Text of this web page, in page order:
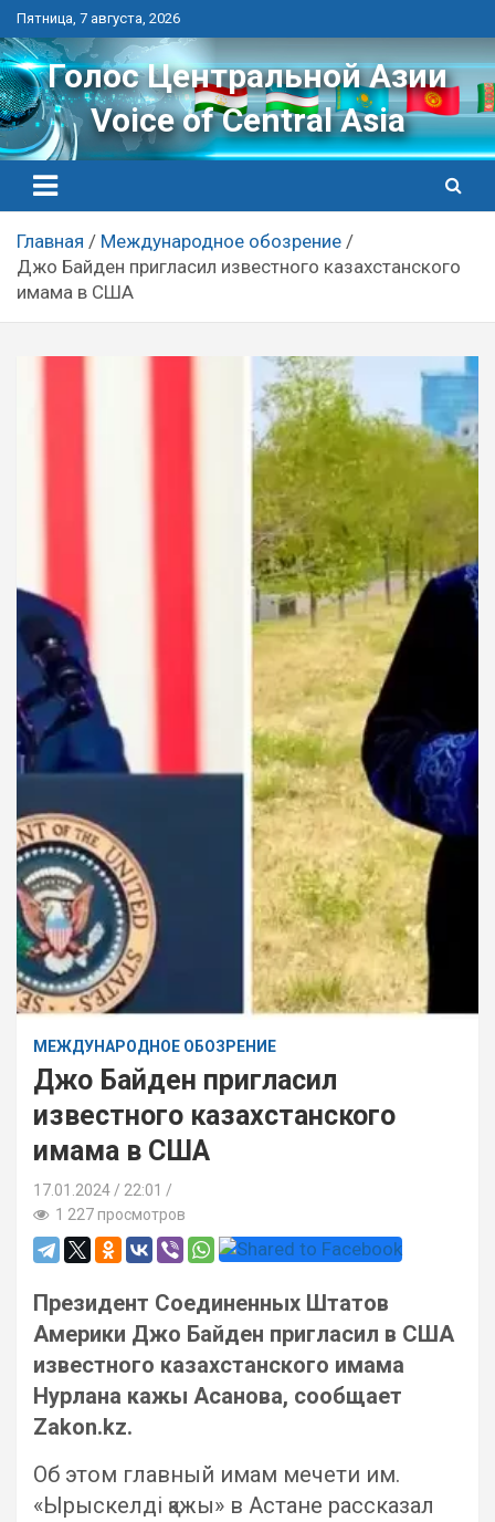
Перейти
к
контенту
Пятница, 7 августа, 2026
Голос Центральной Азии
Voice of Central Asia
Главная
Международное обозрение
Джо Байден пригласил известного казахстанского
имама в США
МЕЖДУНАРОДНОЕ ОБОЗРЕНИЕ
Джо Байден пригласил
известного казахстанского
имама в США
17.01.2024
22:01 /
1 227 просмотров
Президент Соединенных Штатов
Америки Джо Байден пригласил в США
известного казахстанского имама
Нурлана кажы Асанова, сообщает
Zakon.kz.
Об этом главный имам мечети им.
«Ырыскелді қажы» в Астане рассказал